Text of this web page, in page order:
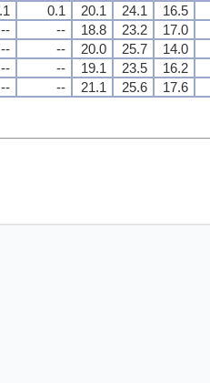
0.1 20.1 24.1
16.5
-- -- 18.8 23.2
17.0
-- -- 20.0 25.7
14.0
-- -- 19.1 23.5
16.2
-- -- 21.1 25.6 17.6